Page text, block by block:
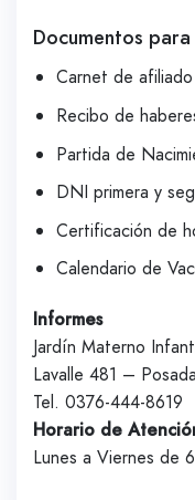
Documentos
Carnet de
Recibo de
Partida de
DNI primera y
Certificación de
Calendario de
Informes
Jardín Materno
Lavalle 481 –
Tel. 0376-444-8619
Horario de
Lunes a Viernes de